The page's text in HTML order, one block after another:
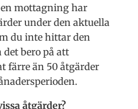
mottagning har
under den aktuella
du inte hittar den
bero på att
färre än 50 åtgärder
åtgärder?